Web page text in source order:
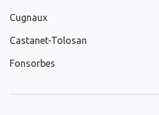
Cugnaux
Castanet-Tolosan
Fonsorbes